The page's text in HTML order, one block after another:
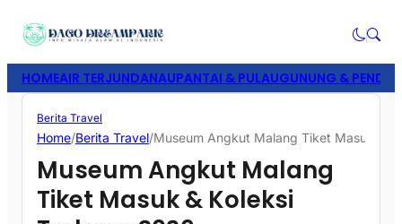
HOMEAIR TERJUNDANAUPANTAI & PULAUGUNUNG &
Berita Travel
Home/Berita Travel/Museum Angkut Malang Tiket Masuk &
Museum Angkut Malang
Tiket Masuk & Koleksi